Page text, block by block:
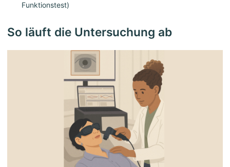
Funktionstest)
So läuft die Untersuchung ab